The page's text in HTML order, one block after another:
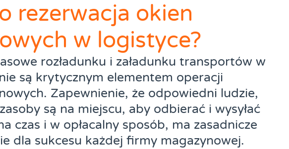
rezerwacja okien
w logistyce?
rozładunku i załadunku transportów w
są krytycznym elementem operacji
Zapewnienie, że odpowiedni ludzie,
są na miejscu, aby odbierać i wysyłać
czas i w opłacalny sposób, ma zasadnicze
dla sukcesu każdej firmy magazynowej.